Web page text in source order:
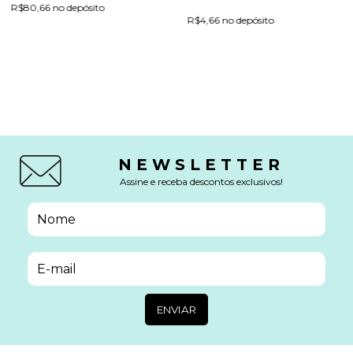
R$80,66 no depósito
R$4,66 no depósito
NEWSLETTER
Assine e receba descontos exclusivos!